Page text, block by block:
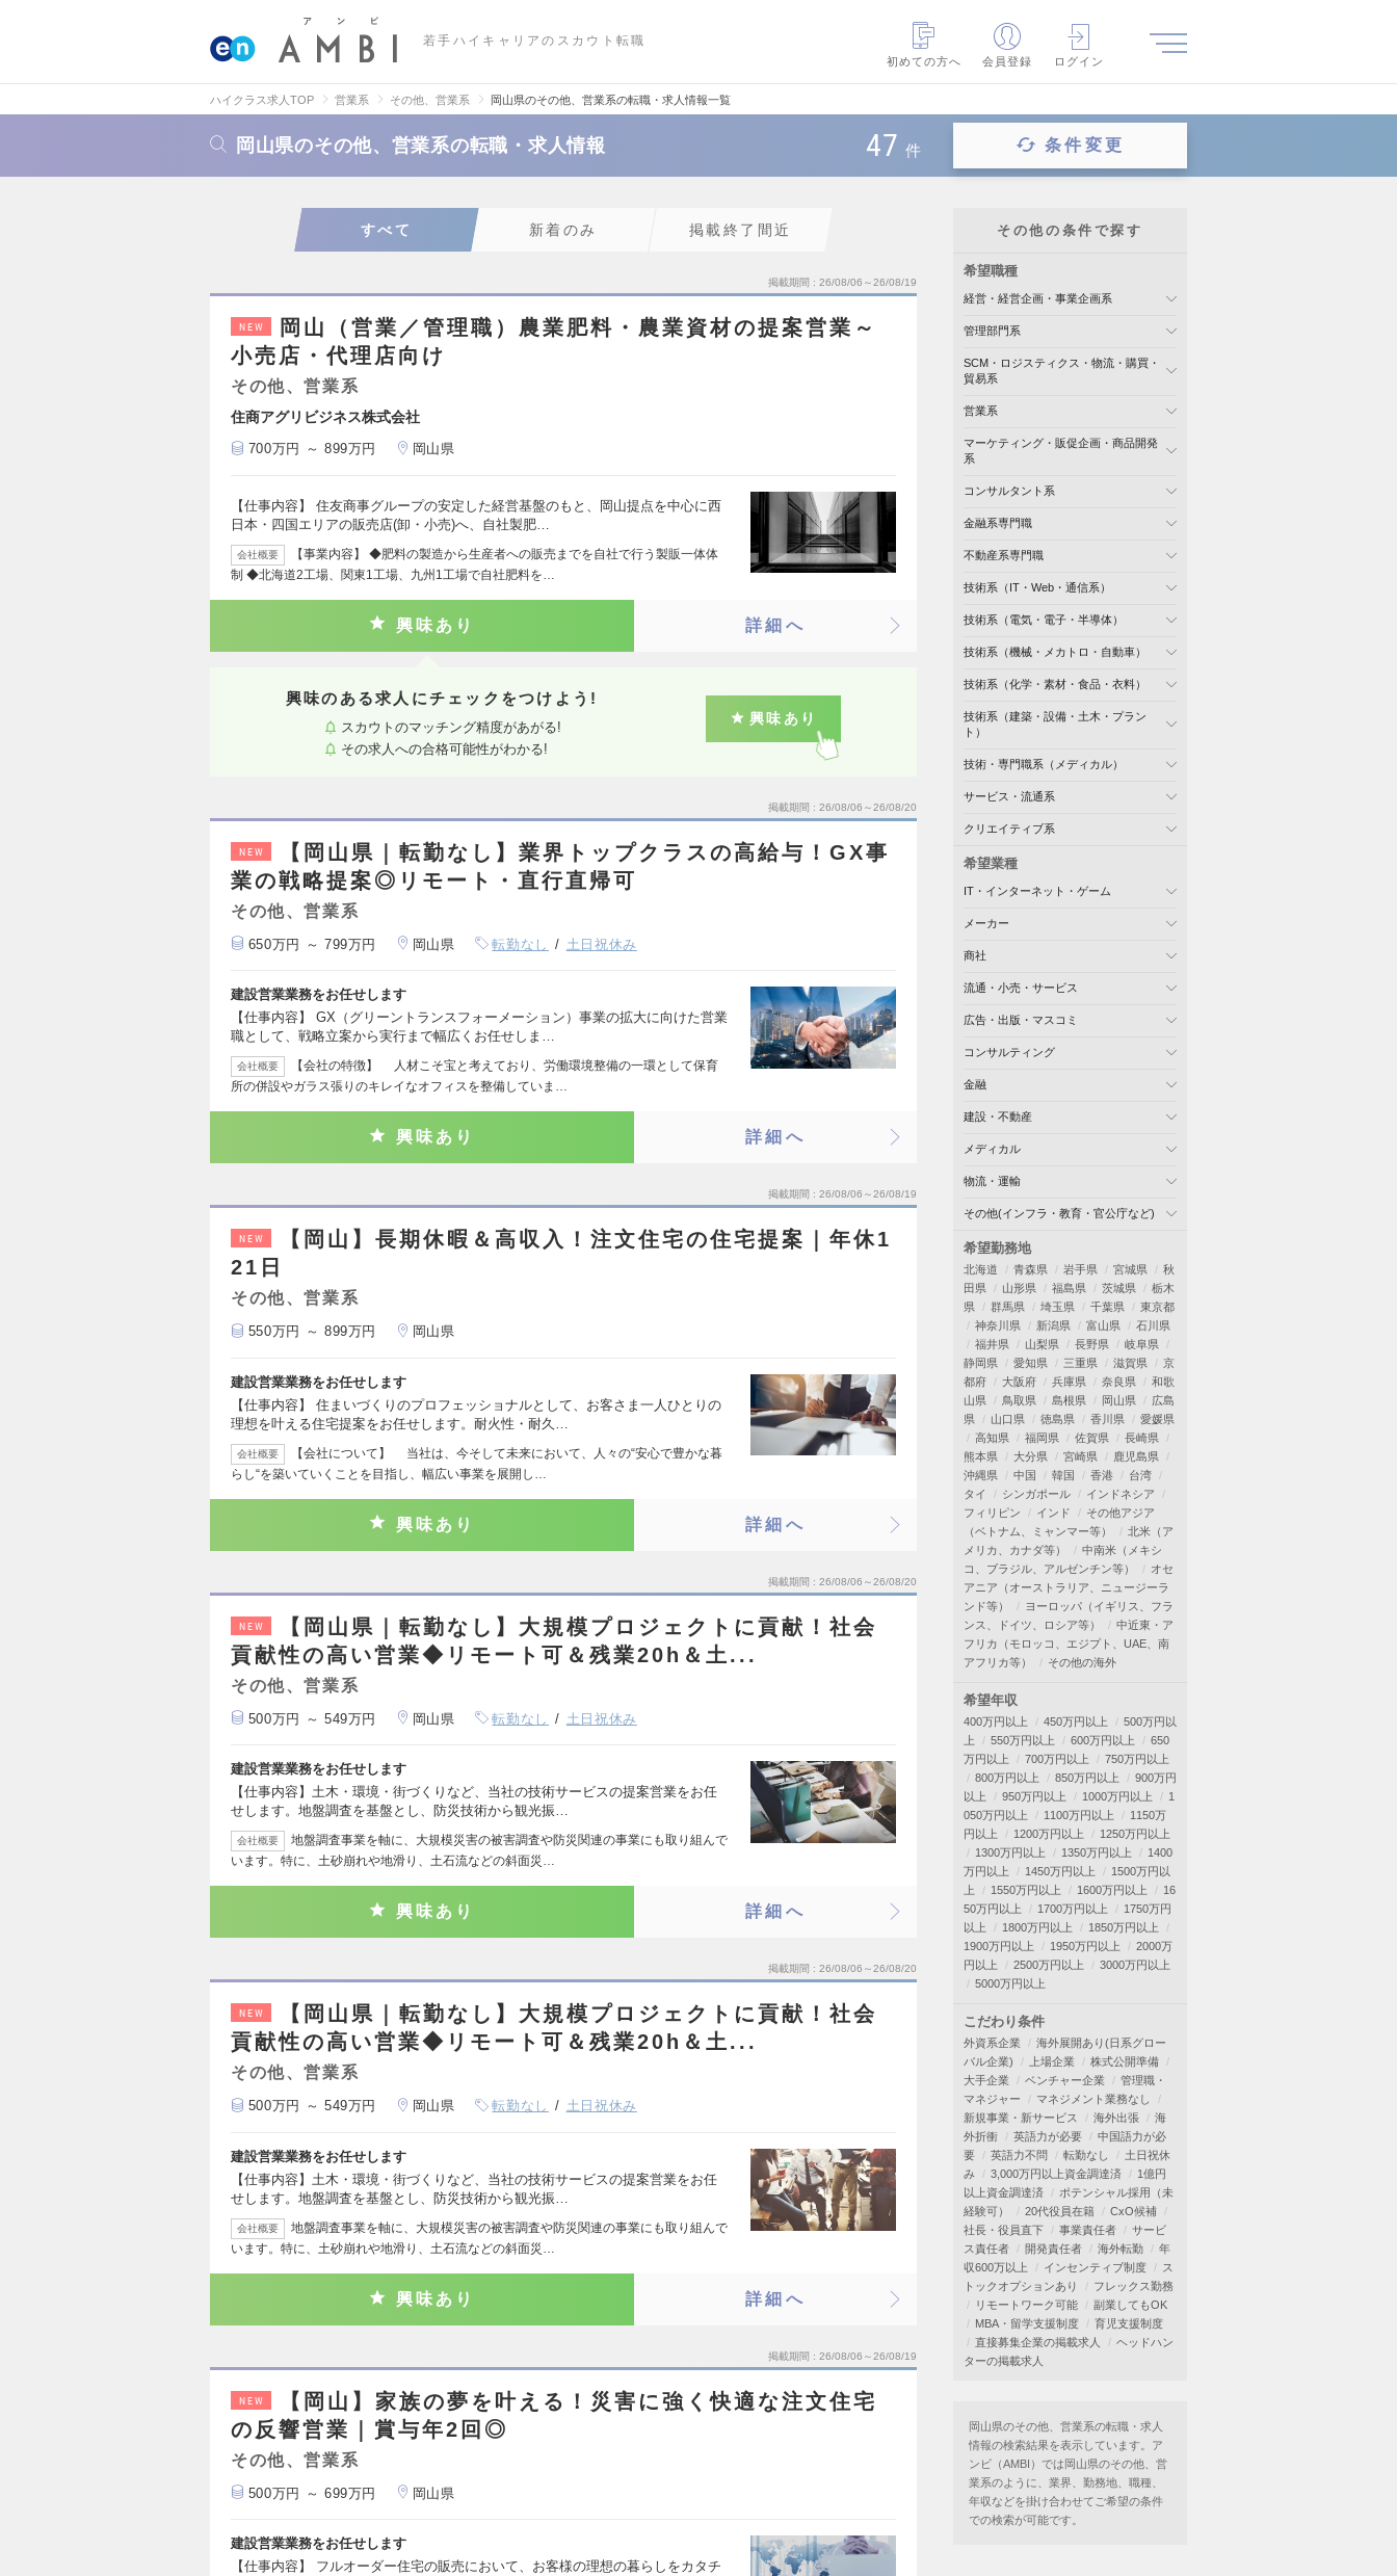
若手ハイキャリアのスカウト転職
初めての方へ
会員登録 ログイン
ハイクラス求人TOP 営業系 その他、営業系 岡山県のその他、営業系の転職・求人情報一覧
岡山県のその他、営業系の転職・求人情報 47 件 条件変更
すべて 新着のみ 掲載終了間近
掲載期間 26/08/06～26/08/19
NEW
岡山（営業／管理職）農業肥料・農業資材の提案営業～
小売店・代理店向け
その他、営業系
住商アグリビジネス株式会社
700万円 ～ 899万円 岡山県
【仕事内容】 住友商事グループの安定した経営基盤のもと、岡山提点を中心に西
日本・四国エリアの販売店(卸・小売)へ、自社製肥…
会社概要
【事業内容】 ◆肥料の製造から生産者への販売までを自社で行う製販一体体
制 ◆北海道2工場、関東1工場、九州1工場で自社肥料を…
興味あり 詳細へ
興味のある求人にチェックをつけよう!
スカウトのマッチング精度があがる!
その求人への合格可能性がわかる!
興味あり
掲載期間 26/08/06～26/08/20
NEW
【岡山県｜転勤なし】業界トップクラスの高給与！GX事
業の戦略提案◎リモート・直行直帰可
その他、営業系
650万円 ～ 799万円 岡山県 転勤なし 土日祝休み
建設営業業務をお任せします
【仕事内容】 GX（グリーントランスフォーメーション）事業の拡大に向けた営業
職として、戦略立案から実行まで幅広くお任せしま…
会社概要
【会社の特徴】 人材こそ宝と考えており、労働環境整備の一環として保育
所の併設やガラス張りのキレイなオフィスを整備していま…
興味あり 詳細へ
掲載期間 26/08/06～26/08/19
NEW
【岡山】長期休暇＆高収入！注文住宅の住宅提案｜年休1
21日
その他、営業系
550万円 ～ 899万円 岡山県
建設営業業務をお任せします
【仕事内容】 住まいづくりのプロフェッショナルとして、お客さま一人ひとりの
理想を叶える住宅提案をお任せします。耐火性・耐久…
会社概要
【会社について】 当社は、今そして未来において、人々の“安心で豊かな暮
らし“を築いていくことを目指し、幅広い事業を展開し…
興味あり 詳細へ
掲載期間 26/08/06～26/08/20
NEW
【岡山県｜転勤なし】大規模プロジェクトに貢献！社会
貢献性の高い営業◆リモート可＆残業20h＆土...
その他、営業系
500万円 ～ 549万円 岡山県 転勤なし 土日祝休み
建設営業業務をお任せします
【仕事内容】土木・環境・街づくりなど、当社の技術サービスの提案営業をお任
せします。地盤調査を基盤とし、防災技術から観光振…
会社概要
地盤調査事業を軸に、大規模災害の被害調査や防災関連の事業にも取り組んで
います。特に、土砂崩れや地滑り、土石流などの斜面災…
興味あり 詳細へ
掲載期間 26/08/06～26/08/20
NEW
【岡山県｜転勤なし】大規模プロジェクトに貢献！社会
貢献性の高い営業◆リモート可＆残業20h＆土...
その他、営業系
500万円 ～ 549万円 岡山県 転勤なし 土日祝休み
建設営業業務をお任せします
【仕事内容】土木・環境・街づくりなど、当社の技術サービスの提案営業をお任
せします。地盤調査を基盤とし、防災技術から観光振…
会社概要
地盤調査事業を軸に、大規模災害の被害調査や防災関連の事業にも取り組んで
います。特に、土砂崩れや地滑り、土石流などの斜面災…
興味あり 詳細へ
掲載期間 26/08/06～26/08/19
NEW
【岡山】家族の夢を叶える！災害に強く快適な注文住宅
の反響営業｜賞与年2回◎
その他、営業系
500万円 ～ 699万円 岡山県
建設営業業務をお任せします
【仕事内容】 フルオーダー住宅の販売において、お客様の理想の暮らしをカタチ
その他の条件で探す
希望職種
経営・経営企画・事業企画系
管理部門系
SCM・ロジスティクス・物流・購買・
貿易系
営業系
マーケティング・販促企画・商品開発
系
コンサルタント系
金融系専門職
不動産系専門職
技術系（IT・Web・通信系）
技術系（電気・電子・半導体）
技術系（機械・メカトロ・自動車）
技術系（化学・素材・食品・衣料）
技術系（建築・設備・土木・プラン
ト）
技術・専門職系（メディカル）
サービス・流通系
クリエイティブ系
希望業種
IT・インターネット・ゲーム
メーカー
商社
流通・小売・サービス
広告・出版・マスコミ
コンサルティング
金融
建設・不動産
メディカル
物流・運輸
その他(インフラ・教育・官公庁など)
希望勤務地
北海道 青森県 岩手県 宮城県
秋
田県
山形県 福島県 茨城県
栃木
県
群馬県 埼玉県 千葉県
東京都
神奈川県
新潟県 富山県
石川県
福井県
山梨県 長野県
岐阜県
静岡県
愛知県 三重県 滋賀県
京
都府
大阪府 兵庫県 奈良県
和歌
山県
鳥取県 島根県 岡山県
広島
県
山口県 徳島県 香川県
愛媛県
高知県
福岡県 佐賀県
長崎県
熊本県
大分県 宮崎県
鹿児島県
沖縄県
中国 韓国 香港
台湾
タイ
シンガポール
インドネシア
フィリピン
インド
その他アジア
（ベトナム、ミャンマー等）
北米（ア
メリカ、カナダ等）
中南米（メキシ
コ、ブラジル、アルゼンチン等）
オセ
アニア（オーストラリア、ニュージーラ
ンド等）
ヨーロッパ（イギリス、フラ
ンス、ドイツ、ロシア等）
中近東・ア
フリカ（モロッコ、エジプト、UAE、南
アフリカ等）
その他の海外
希望年収
400万円以上 450万円以上
500万円以
上
550万円以上 600万円以上
650
万円以上
700万円以上
750万円以上
800万円以上
850万円以上
900万円
以上
950万円以上 1000万円以上
1
050万円以上
1100万円以上
1150万
円以上
1200万円以上
1250万円以上
1300万円以上
1350万円以上
1400
万円以上
1450万円以上
1500万円以
上
1550万円以上 1600万円以上
16
50万円以上
1700万円以上
1750万円
以上
1800万円以上
1850万円以上
1900万円以上
1950万円以上
2000万
円以上
2500万円以上
3000万円以上
5000万円以上
こだわり条件
外資系企業
海外展開あり(日系グロー
バル企業)
上場企業
株式公開準備
大手企業
ベンチャー企業
管理職・
マネジャー
マネジメント業務なし
新規事業・新サービス
海外出張
海
外折衝
英語力が必要
中国語力が必
要
英語力不問 転勤なし
土日祝休
み
3,000万円以上資金調達済
1億円
以上資金調達済
ポテンシャル採用（未
経験可）
20代役員在籍
CxO候補
社長・役員直下
事業責任者
サービ
ス責任者
開発責任者 海外転勤
年
収600万以上
インセンティブ制度
ス
トックオプションあり
フレックス勤務
リモートワーク可能
副業してもOK
MBA・留学支援制度
育児支援制度
直接募集企業の掲載求人
ヘッドハン
ターの掲載求人
岡山県のその他、営業系の転職・求人
情報の検索結果を表示しています。ア
ンビ（AMBI）では岡山県のその他、営
業系のように、業界、勤務地、職種、
年収などを掛け合わせてご希望の条件
での検索が可能です。